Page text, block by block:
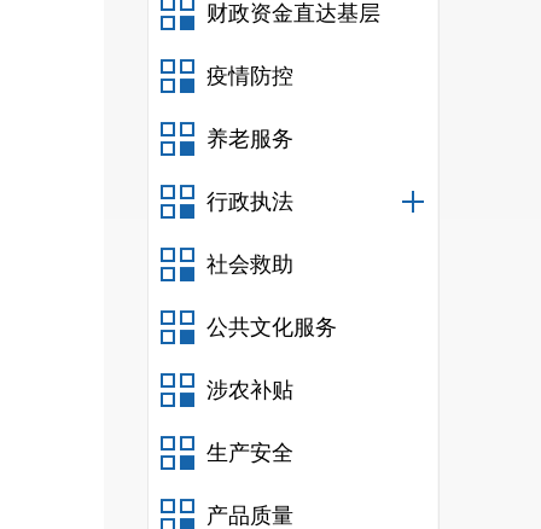
财政资金直达基层
疫情防控
养老服务
行政执法
社会救助
公共文化服务
涉农补贴
生产安全
产品质量